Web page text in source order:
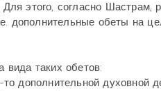
этого, согласно Шастрам,
дополнительные обеты на
вида таких обетов:
дополнительной духовной